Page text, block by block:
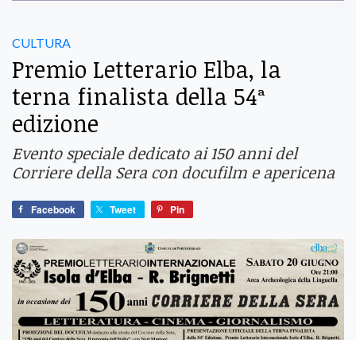
CULTURA
Premio Letterario Elba, la
terna finalista della 54ª
edizione
Evento speciale dedicato ai 150 anni del
Corriere della Sera con docufilm e apericena
Facebook Tweet Pin